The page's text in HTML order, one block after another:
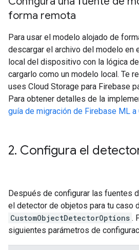
forma remota
Para usar el modelo alojado de
descargar el archivo del modelo en
local del dispositivo con la lógica
cargarlo como un modelo local. Te
uses Cloud Storage para Firebase
Para obtener detalles de la
guía de migración de Firebase ML a
2. Configura el
Después de configurar las fuentes
el detector de objetos para tu caso
CustomObjectDetectorOptions .
siguientes parámetros de